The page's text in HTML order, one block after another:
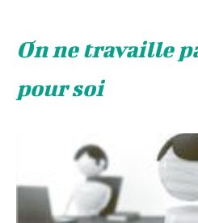
On ne travaille
pour soi